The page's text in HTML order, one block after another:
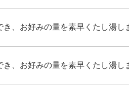
、お好みの量を素早くたし湯し
、お好みの量を素早くたし湯し